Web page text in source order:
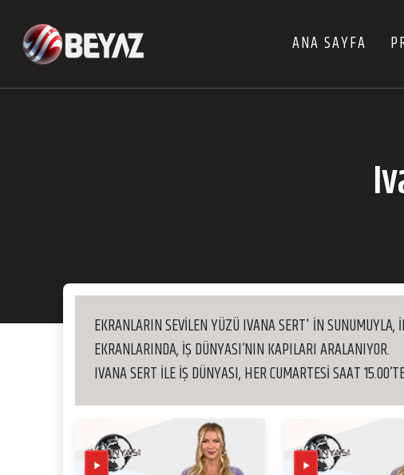
ANA SAYFA
EKRANLARIN SEVİLEN YÜZÜ IVANA SERT' İN
EKRANLARINDA, İŞ DÜNYASI’NIN KAPILARI ARALANIYOR.
IVANA SERT İLE İŞ DÜNYASI, HER CUMARTESİ SAAT